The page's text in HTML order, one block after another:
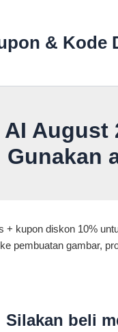
& Kode
August
Gunakan
kupon diskon 10%
pembuatan gambar,
Silakan beli